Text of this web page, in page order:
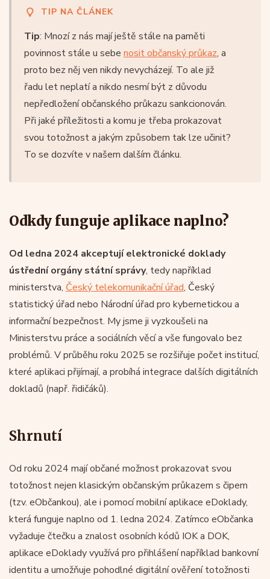
TIP NA ČLÁNEK
Tip: Mnozí z nás mají ještě stále na paměti
povinnost stále u sebe nosit občanský průkaz, a
proto bez něj ven nikdy nevycházejí. To ale již
řadu let neplatí a nikdo nesmí být z důvodu
nepředložení občanského průkazu sankcionován.
Při jaké příležitosti a komu je třeba prokazovat
svou totožnost a jakým způsobem tak lze učinit?
To se dozvíte v našem dalším článku.
Odkdy funguje aplikace naplno?
Od ledna 2024 akceptují elektronické doklady
ústřední orgány státní správy, tedy například
ministerstva, Český telekomunikační úřad, Český
statistický úřad nebo Národní úřad pro kybernetickou a
informační bezpečnost. My jsme ji vyzkoušeli na
Ministerstvu práce a sociálních věcí a vše fungovalo bez
problémů. V průběhu roku 2025 se rozšiřuje počet institucí,
které aplikaci přijímají, a probíhá integrace dalších digitálních
dokladů (např. řidičáků).
Shrnutí
Od roku 2024 mají občané možnost prokazovat svou
totožnost nejen klasickým občanským průkazem s čipem
(tzv. eObčankou), ale i pomocí mobilní aplikace eDoklady,
která funguje naplno od 1. ledna 2024. Zatímco eObčanka
vyžaduje čtečku a znalost osobních kódů IOK a DOK,
aplikace eDoklady využívá pro přihlášení například bankovní
identitu a umožňuje pohodlné digitální ověření totožnosti